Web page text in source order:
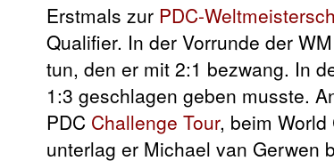
Erstmals zur PDC-
Qualifier. In der Vorrunde der
tun, den er mit 2:1 bezwang. In
1:3 geschlagen geben musste.
PDC Challenge Tour, beim
unterlag er Michael van Gerwen